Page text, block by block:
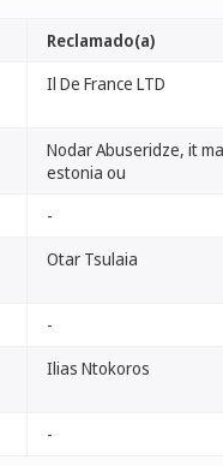
Reclamado(a)
Il De France LTD
Nodar Abuseridze, it
estonia ou
-
Otar Tsulaia
-
Ilias Ntokoros
-